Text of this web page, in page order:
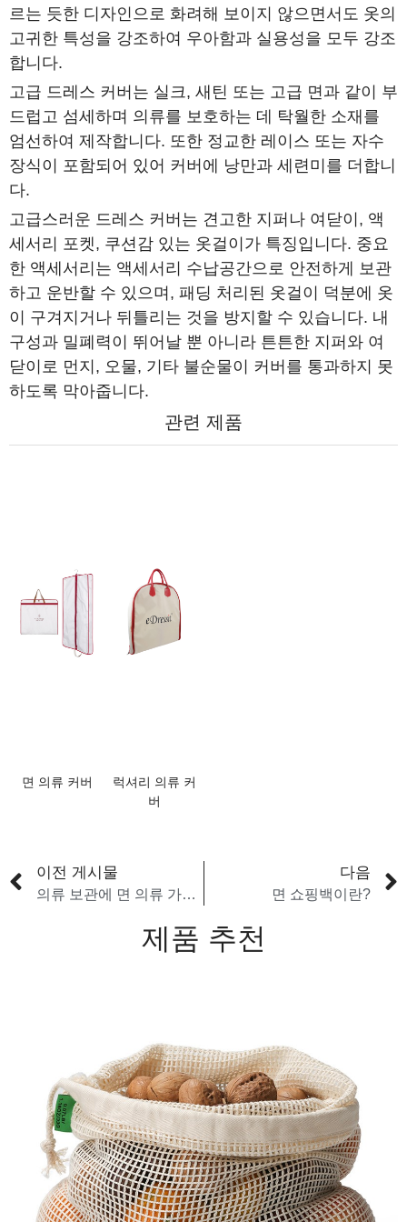
르는 듯한 디자인으로 화려해 보이지 않으면서도 옷의
고귀한 특성을 강조하여 우아함과 실용성을 모두 강조
합니다.
고급 드레스 커버는 실크, 새틴 또는 고급 면과 같이 부
드럽고 섬세하며 의류를 보호하는 데 탁월한 소재를
엄선하여 제작합니다. 또한 정교한 레이스 또는 자수
장식이 포함되어 있어 커버에 낭만과 세련미를 더합니
다.
고급스러운 드레스 커버는 견고한 지퍼나 여닫이, 액
세서리 포켓, 쿠션감 있는 옷걸이가 특징입니다. 중요
한 액세서리는 액세서리 수납공간으로 안전하게 보관
하고 운반할 수 있으며, 패딩 처리된 옷걸이 덕분에 옷
이 구겨지거나 뒤틀리는 것을 방지할 수 있습니다. 내
구성과 밀폐력이 뛰어날 뿐 아니라 튼튼한 지퍼와 여
닫이로 먼지, 오물, 기타 불순물이 커버를 통과하지 못
하도록 막아줍니다.
관련 제품
면 의류 커버
럭셔리 의류 커
버
이전 게시물
의류 보관에 면 의류 가방 사용의 이점
다음
면 쇼핑백이란?
제품 추천